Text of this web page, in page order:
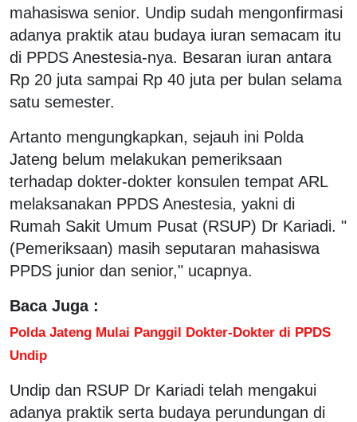
mahasiswa senior. Undip sudah mengonfirmasi
adanya praktik atau budaya iuran semacam itu
di PPDS Anestesia-nya. Besaran iuran antara
Rp 20 juta sampai Rp 40 juta per bulan selama
satu semester.
Artanto mengungkapkan, sejauh ini Polda
Jateng belum melakukan pemeriksaan
terhadap dokter-dokter konsulen tempat ARL
melaksanakan PPDS Anestesia, yakni di
Rumah Sakit Umum Pusat (RSUP) Dr Kariadi. "
(Pemeriksaan) masih seputaran mahasiswa
PPDS junior dan senior," ucapnya.
Baca Juga :
Polda Jateng Mulai Panggil Dokter-Dokter di PPDS
Undip
Undip dan RSUP Dr Kariadi telah mengakui
adanya praktik serta budaya perundungan di